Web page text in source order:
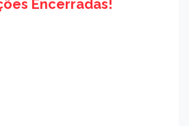
Encerradas!